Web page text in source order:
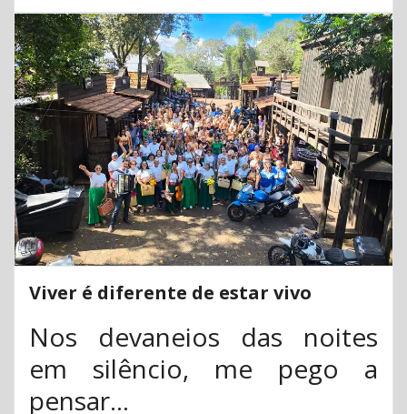
Viver é diferente de estar vivo
Nos devaneios das noites
em silêncio, me pego a
pensar...